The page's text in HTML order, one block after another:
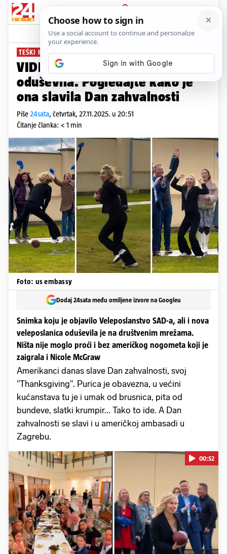
PRIJAVA
News Komentari
TEŠKI HIT
VIDEO Veleposlanica SAD-a
oduševila. Pogledajte kako je
ona slavila Dan zahvalnosti
Piše24sata, četvrtak, 27.11.2025. u 20:51
Čitanje članka: < 1 min
Foto: us embassy
Dodaj 24sata među omiljene izvore na Googleu
Snimka koju je objavilo Veleposlanstvo SAD-a, ali i nova
veleposlanica oduševila je na društvenim mrežama.
Ništa nije moglo proći i bez američkog nogometa koji je
zaigrala i Nicole McGraw
Amerikanci danas slave Dan zahvalnosti, svoj
"Thanksgiving". Purica je obavezna, u većini
kućanstava tu je i umak od brusnica, pita od
bundeve, slatki krumpir... Tako to ide. A Dan
zahvalnosti se slavi i u američkoj ambasadi u
Zagrebu.
Pokretanje videa...
00:52